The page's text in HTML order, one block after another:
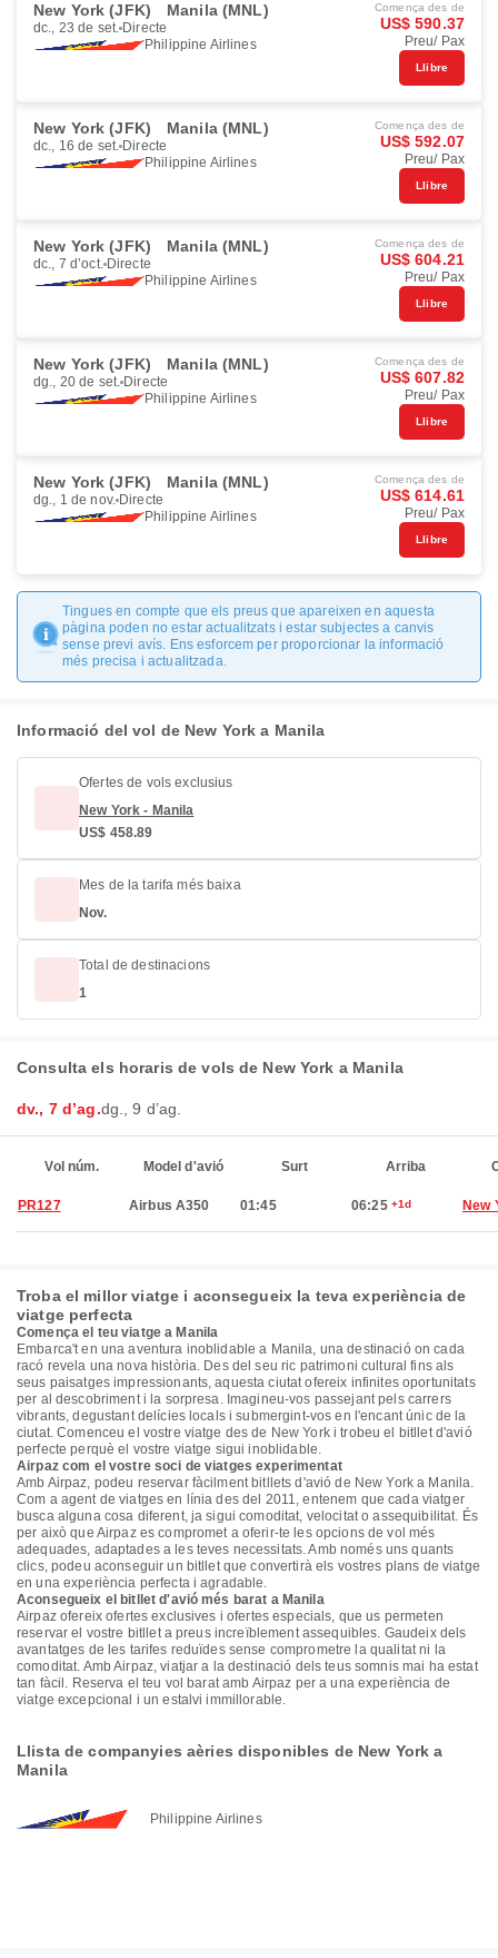
New York (JFK) Manila (MNL)
dc., 23 de set. Directe
Philippine Airlines
Comença des de
US$ 590.37
Preu/ Pax
Llibre
New York (JFK) Manila (MNL)
dc., 16 de set. Directe
Philippine Airlines
Comença des de
US$ 592.07
Preu/ Pax
Llibre
New York (JFK) Manila (MNL)
dc., 7 d’oct. Directe
Philippine Airlines
Comença des de
US$ 604.21
Preu/ Pax
Llibre
New York (JFK) Manila (MNL)
dg., 20 de set. Directe
Philippine Airlines
Comença des de
US$ 607.82
Preu/ Pax
Llibre
New York (JFK) Manila (MNL)
dg., 1 de nov. Directe
Philippine Airlines
Comença des de
US$ 614.61
Preu/ Pax
Llibre
Tingues en compte que els preus que apareixen en aquesta
pàgina poden no estar actualitzats i estar subjectes a canvis
sense previ avís. Ens esforcem per proporcionar la informació
més precisa i actualitzada.
Informació del vol de New York a Manila
Ofertes de vols exclusius
New York - Manila
US$ 458.89
Mes de la tarifa més baixa
Nov.
Total de destinacions
1
Consulta els horaris de vols de New York a Manila
dv., 7 d’ag.dg., 9 d’ag.
Vol núm. Model d'avió Surt Arriba
PR127 Airbus A350 01:45 06:25 +1d New
Troba el millor viatge i aconsegueix la teva experiència de
viatge perfecta
Comença el teu viatge a Manila
Embarca't en una aventura inoblidable a Manila, una destinació on cada
racó revela una nova història. Des del seu ric patrimoni cultural fins als
seus paisatges impressionants, aquesta ciutat ofereix infinites oportunitats
per al descobriment i la sorpresa. Imagineu-vos passejant pels carrers
vibrants, degustant delícies locals i submergint-vos en l'encant únic de la
ciutat. Comenceu el vostre viatge des de New York i trobeu el bitllet d'avió
perfecte perquè el vostre viatge sigui inoblidable.
Airpaz com el vostre soci de viatges experimentat
Amb Airpaz, podeu reservar fàcilment bitllets d'avió de New York a Manila.
Com a agent de viatges en línia des del 2011, entenem que cada viatger
busca alguna cosa diferent, ja sigui comoditat, velocitat o assequibilitat. És
per això que Airpaz es compromet a oferir-te les opcions de vol més
adequades, adaptades a les teves necessitats. Amb només uns quants
clics, podeu aconseguir un bitllet que convertirà els vostres plans de viatge
en una experiència perfecta i agradable.
Aconsegueix el bitllet d'avió més barat a Manila
Airpaz ofereix ofertes exclusives i ofertes especials, que us permeten
reservar el vostre bitllet a preus increïblement assequibles. Gaudeix dels
avantatges de les tarifes reduïdes sense comprometre la qualitat ni la
comoditat. Amb Airpaz, viatjar a la destinació dels teus somnis mai ha estat
tan fàcil. Reserva el teu vol barat amb Airpaz per a una experiència de
viatge excepcional i un estalvi immillorable.
Llista de companyies aèries disponibles de New York a
Manila
Philippine Airlines